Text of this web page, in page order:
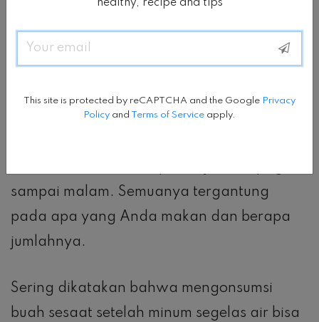
bisa menyebabkan masalah pencernaan.
Oleh karena itu, yang terbaik adalah
Buah-buahan
sampai malam. Semuanya tergantung
pada apa yang Anda makan dan berapa
jumlahnya.
Sering dikatakan bahwa mengonsumsi
buah sesaat setelah minum segelas air bisa
healthy, recipe and tips
Email
This site is protected by reCAPTCHA and the Google Privacy
Policy and Terms of Service apply.